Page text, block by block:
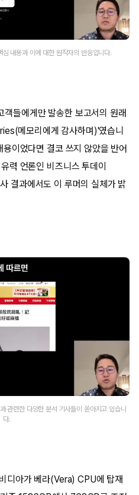
내용과 이에 대한 원작자의 반응입니다.
객들에게만 발송한 보고서의 원래
메모리에게 감사하며)'였습니
이었다면 결코 쓰지 않았을 반어
력 언론인 비즈니스 투데이
결과에서도 이 루머의 실체가 밝
관련한 다양한 분석 기사들이 쏟아지고 있습니
다.
디아가 베라(Vera) CPU에 탑재